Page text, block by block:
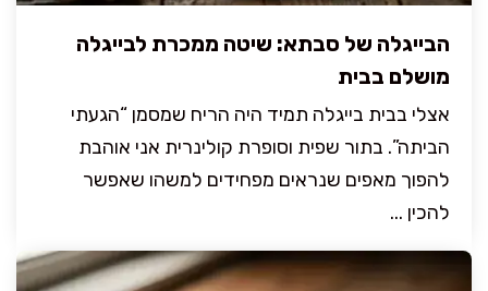
הבייגלה של סבתא: שיטה ממכרת לבייגלה
מושלם בבית
אצלי בבית בייגלה תמיד היה הריח שמסמן “הגעתי
הביתה”. בתור שפית וסופרת קולינרית אני אוהבת
להפוך מאפים שנראים מפחידים למשהו שאפשר
להכין ...